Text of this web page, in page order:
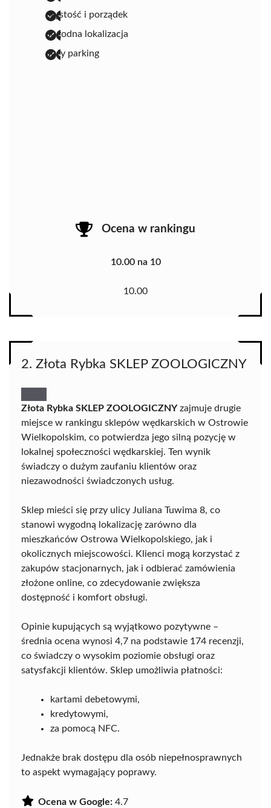
czystość i porządek
dogodna lokalizacja
duży parking
Ocena w rankingu
10.00 na 10
10.00
2. Złota Rybka SKLEP ZOOLOGICZNY
Złota Rybka SKLEP ZOOLOGICZNYzajmuje drugie
miejsce w rankingu sklepów wędkarskich w Ostrowie
Wielkopolskim, co potwierdza jego silną pozycję w
lokalnej społeczności wędkarskiej. Ten wynik
świadczy o dużym zaufaniu klientów oraz
niezawodności świadczonych usług.
Sklep mieści się przy ulicy Juliana Tuwima 8, co
stanowi wygodną lokalizację zarówno dla
mieszkańców Ostrowa Wielkopolskiego, jak i
okolicznych miejscowości. Klienci mogą korzystać z
zakupów stacjonarnych, jak i odbierać zamówienia
złożone online, co zdecydowanie zwiększa
dostępność i komfort obsługi.
Opinie kupujących są wyjątkowo pozytywne –
średnia ocena wynosi 4,7 na podstawie 174 recenzji,
co świadczy o wysokim poziomie obsługi oraz
satysfakcji klientów. Sklep umożliwia płatności:
kartami debetowymi,
kredytowymi,
za pomocą NFC.
Jednakże brak dostępu dla osób niepełnosprawnych
to aspekt wymagający poprawy.
Ocena w Google: 4.7